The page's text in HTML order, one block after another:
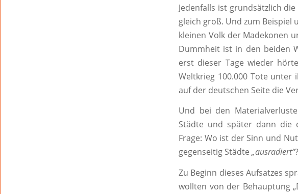
Jedenfalls ist grundsätzlich
gleich groß. Und zum Beispiel
kleinen Volk der Madekonen
Dummheit ist in den beiden
erst dieser Tage wieder
Weltkrieg 100.000 Tote unter
auf der deutschen Seite die
Und bei den
Städte und später dann die
Frage: Wo ist der Sinn und
gegenseitig Städte„ausradiert“?
Zu Beginn dieses Aufsatzes
wollten von der Behauptung